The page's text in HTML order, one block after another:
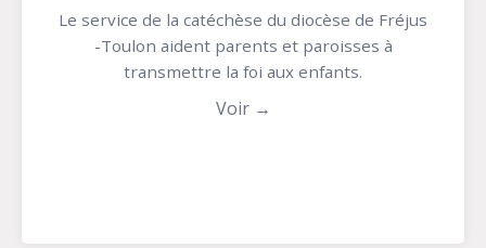
Le service de la catéchèse du diocèse de Fréjus
-Toulon aident parents et paroisses à
transmettre la foi aux enfants.
Voir →